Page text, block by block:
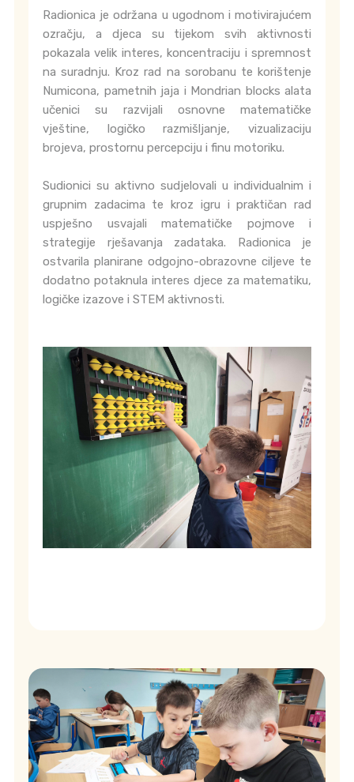
Radionica je održana u ugodnom i motivirajućem
ozračju, a djeca su tijekom svih aktivnosti
pokazala velik interes, koncentraciju i spremnost
na suradnju. Kroz rad na sorobanu te korištenje
Numicona, pametnih jaja i Mondrian blocks alata
učenici su razvijali osnovne matematičke
vještine, logičko razmišljanje, vizualizaciju
brojeva, prostornu percepciju i finu motoriku.
Sudionici su aktivno sudjelovali u individualnim i
grupnim zadacima te kroz igru i praktičan rad
uspješno usvajali matematičke pojmove i
strategije rješavanja zadataka. Radionica je
ostvarila planirane odgojno-obrazovne ciljeve te
dodatno potaknula interes djece za matematiku,
logičke izazove i STEM aktivnosti.